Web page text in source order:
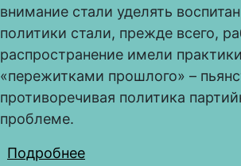
внимание стали уделять
политики стали, прежде всего,
распространение имели
«пережитками прошлого» –
противоречивая политика
проблеме.
Подробнее